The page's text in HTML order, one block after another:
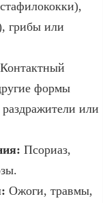
грибы или
Контактный
формы
или
Псориаз,
Ожоги, травмы,